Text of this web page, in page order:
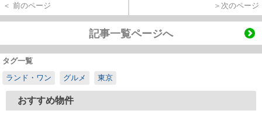
＜ 前のページ ＞次のページ
記事一覧ページへ
タグ一覧
ランド・ワン
グルメ 東京
おすすめ物件